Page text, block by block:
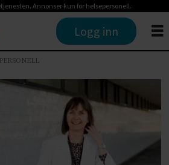
Annonser kun for helsepersonell.
Logg inn